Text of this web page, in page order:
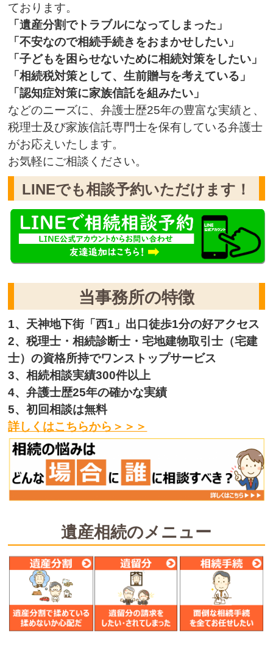
ております。
「遺産分割でトラブルになってしまった」
「不安なので相続手続きをおまかせしたい」
「子どもを困らせないために相続対策をしたい」
「相続税対策として、生前贈与を考えている」
「認知症対策に家族信託を組みたい」
などのニーズに、弁護士歴25年の豊富な実績と、
税理士及び家族信託専門士を保有している弁護士
がお応えいたします。
お気軽にご相談ください。
LINEでも相談予約いただけます！
当事務所の特徴
1、天神地下街「西1」出口徒歩1分の好アクセス
2、税理士・相続診断士・宅地建物取引士（宅建
士）の資格所持でワンストップサービス
3、相続相談実績300件以上
4、弁護士歴25年の確かな実績
5、初回相談は無料
詳しくはこちらから＞＞＞
遺産相続のメニュー